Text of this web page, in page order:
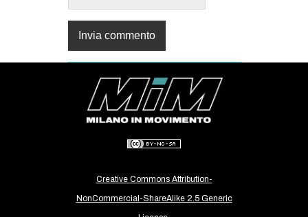
Creative Commons Attribution-
NonCommercial-ShareAlike 2.5 Generic